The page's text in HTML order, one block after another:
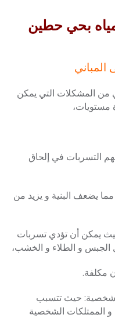
بحي حطين
من المشكلات التي يمكن
مستويات،
التسربات في إلحاق
مما يضعف البنية و يزيد من
يمكن أن تؤدي تسربات
الجبس و الطلاء و الخشب،
مكلفة.
حيث تتسبب
و الممتلكات الشخصية